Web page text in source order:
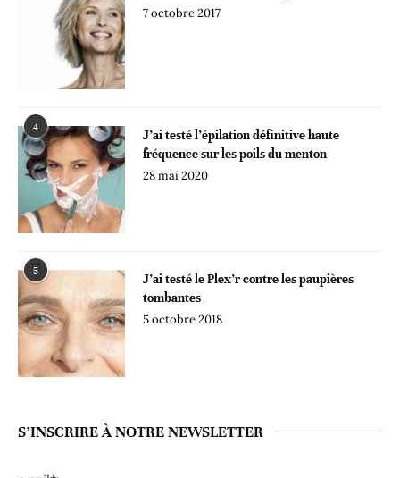
7 octobre 2017
4
J’ai testé l’épilation définitive haute
fréquence sur les poils du menton
28 mai 2020
5
J’ai testé le Plex’r contre les paupières
tombantes
5 octobre 2018
S’INSCRIRE À NOTRE NEWSLETTER